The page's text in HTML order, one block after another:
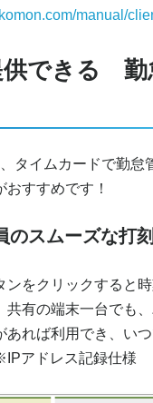
manual/
供できる 勤
タイムカードで勤怠
すすめです！
のスムーズな打
ンをクリックすると
共有の端末一台でも
あれば利用でき、い
アドレス記録仕様